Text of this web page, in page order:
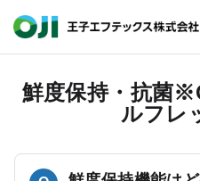
鮮度保持・抗菌
ルフレ